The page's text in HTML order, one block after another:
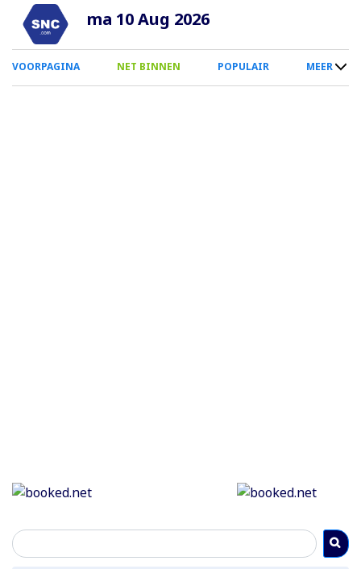
Overslaan
naar
inhoud
ma 10 Aug 2026
0
Smartphone
VOORPAGINA NET BINNEN POPULAIR MEER